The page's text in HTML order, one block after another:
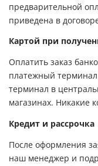
предварительной
приведена в
Картой при
Оплатить заказ
платежный
терминал в
магазинах. Никакие
Кредит и рассрочка
После оформления
наш менеджер и